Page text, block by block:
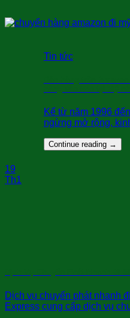
Tin tức
Kể từ năm 1996
ngừng mở rộng,
Continue reading →
19
Th1
Dịch vụ chuyển phát nhanh
Express cung cấp dịch vụ